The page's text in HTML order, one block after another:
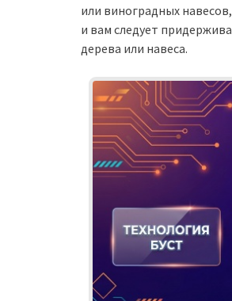
или виноградных
и вам следует
дерева или навеса.